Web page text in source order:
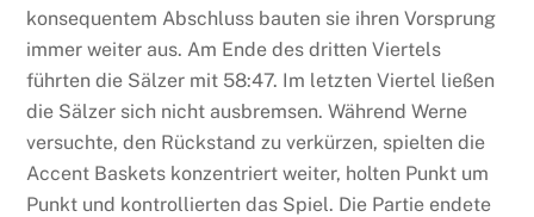
konsequentem Abschluss bauten sie ihren Vorsprung
immer weiter aus. Am Ende des dritten Viertels
führten die Sälzer mit 58:47. Im letzten Viertel ließen
die Sälzer sich nicht ausbremsen. Während Werne
versuchte, den Rückstand zu verkürzen, spielten die
Accent Baskets konzentriert weiter, holten Punkt um
Punkt und kontrollierten das Spiel. Die Partie endete